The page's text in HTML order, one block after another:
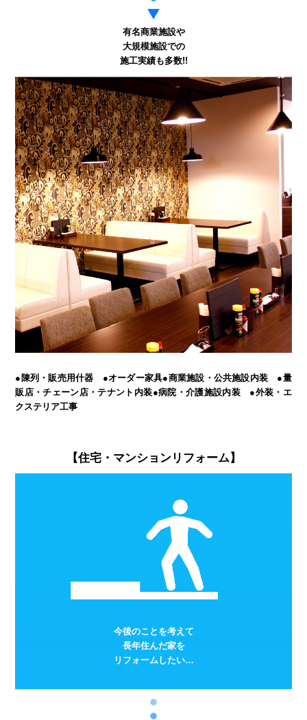
有名商業施設や
大規模施設での
施工実績も多数!!
●陳列・販売用什器 ●オーダー家具●商業施設・公共施設内装 ●量
販店・チェーン店・テナント内装●病院・介護施設内装 ●外装・エ
クステリア工事
【住宅・マンションリフォーム】
今後のことを考えて
長年住んだ家を
リフォームしたい…